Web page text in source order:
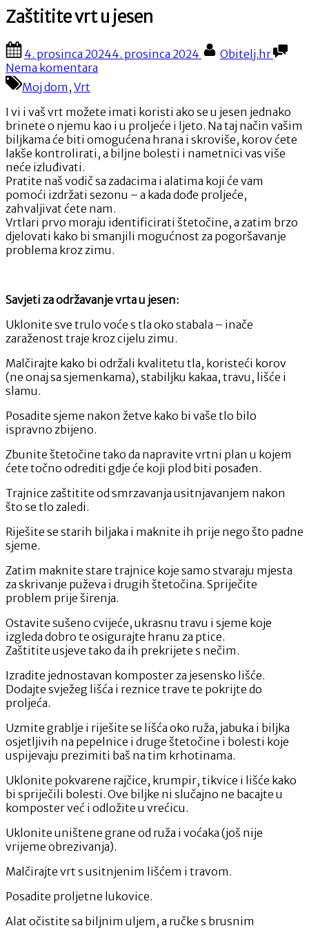
Zaštitite vrt u jesen
Posted
on
4. prosinca 20244. prosinca 2024 By
Obitelj.hr
Nema komentara
u
jesen
Moj dom , Vrt
I vi i vaš vrt možete imati koristi ako se u jesen jednako
brinete o njemu kao i u proljeće i ljeto. Na taj način vašim
biljkama će biti omogućena hrana i skroviše, korov ćete
lakše kontrolirati, a biljne bolesti i nametnici vas više
neće izluđivati.
Pratite naš vodič sa zadacima i alatima koji će vam
pomoći izdržati sezonu – a kada dođe proljeće,
zahvaljivat ćete nam.
Vrtlari prvo moraju identificirati štetočine, a zatim brzo
djelovati kako bi smanjili mogućnost za pogoršavanje
problema kroz zimu.
Savjeti za održavanje vrta u jesen:
Uklonite sve trulo voće s tla oko stabala – inače
zaraženost traje kroz cijelu zimu.
Malčirajte kako bi održali kvalitetu tla, koristeći korov
(ne onaj sa sjemenkama), stabiljku kakaa, travu, lišće i
slamu.
Posadite sjeme nakon žetve kako bi vaše tlo bilo
ispravno zbijeno.
Zbunite štetočine tako da napravite vrtni plan u kojem
ćete točno odrediti gdje će koji plod biti posađen.
Trajnice zaštitite od smrzavanja usitnjavanjem nakon
što se tlo zaledi.
Riješite se starih biljaka i maknite ih prije nego što padne
sjeme.
Zatim maknite stare trajnice koje samo stvaraju mjesta
za skrivanje puževa i drugih štetočina. Spriječite
problem prije širenja.
Ostavite sušeno cvijeće, ukrasnu travu i sjeme koje
izgleda dobro te osigurajte hranu za ptice.
Zaštitite usjeve tako da ih prekrijete s nečim.
Izradite jednostavan komposter za jesensko lišće.
Dodajte svježeg lišća i reznice trave te pokrijte do
proljeća.
Uzmite grablje i riješite se lišća oko ruža, jabuka i biljka
osjetljivih na pepelnice i druge štetočine i bolesti koje
uspijevaju prezimiti baš na tim krhotinama.
Uklonite pokvarene rajčice, krumpir, tikvice i lišće kako
bi spriječili bolesti. Ove biljke ni slučajno ne bacajte u
komposter već i odložite u vrećicu.
Uklonite uništene grane od ruža i voćaka (još nije
vrijeme obrezivanja).
Malčirajte vrt s usitnjenim lišćem i travom.
Posadite proljetne lukovice.
Alat očistite sa biljnim uljem, a ručke s brusnim